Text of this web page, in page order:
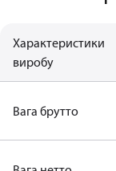
Характеристики
виробу
Вага брутто